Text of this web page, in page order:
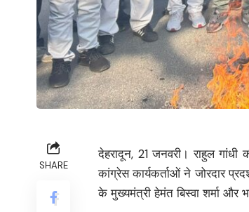
SHARE
देहरादून, 21 जनवरी। राहुल
कांग्रेस कार्यकर्ताओं ने जोरदार
के मुख्यमंत्री हेमंत बिस्वा शर्मा और